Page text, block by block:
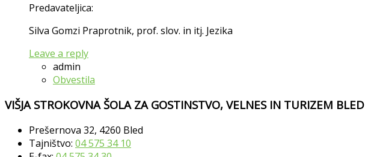
Predavateljica:
Silva Gomzi Praprotnik, prof. slov. in itj. Jezika
Leave a reply
admin
Obvestila
VIŠJA STROKOVNA ŠOLA ZA GOSTINSTVO, VELNES IN TURIZEM BLED
Prešernova 32, 4260 Bled
Tajništvo: 04 575 34 10